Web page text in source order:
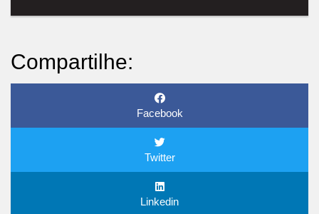
Compartilhe:
Facebook
Twitter
Linkedin